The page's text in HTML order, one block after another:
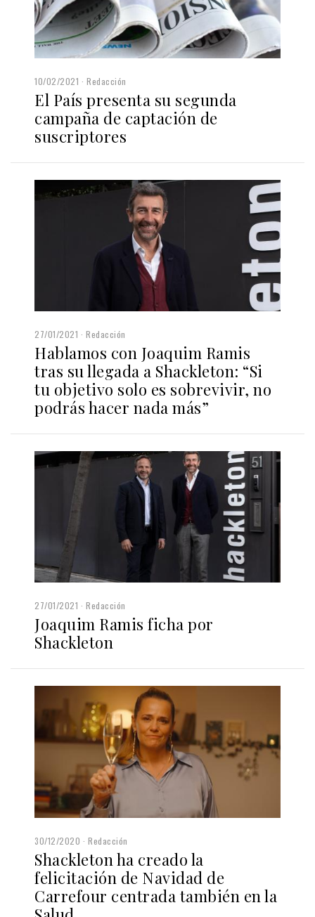
10/02/2021 Redacción
El País presenta su segunda
campaña de captación de
suscriptores
27/01/2021 Redacción
Hablamos con Joaquim Ramis
tras su llegada a Shackleton: “Si
tu objetivo solo es sobrevivir, no
podrás hacer nada más”
27/01/2021 Redacción
Joaquim Ramis ficha por
Shackleton
30/12/2020 Redacción
Shackleton ha creado la
felicitación de Navidad de
Carrefour centrada también en la